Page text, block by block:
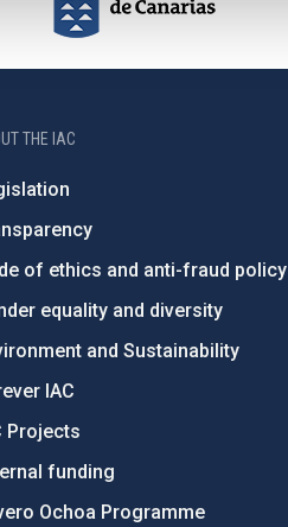
THE IAC
of ethics and anti-fraud policy
equality and diversity
and Sustainability
IAC
Projects
funding
Ochoa Programme